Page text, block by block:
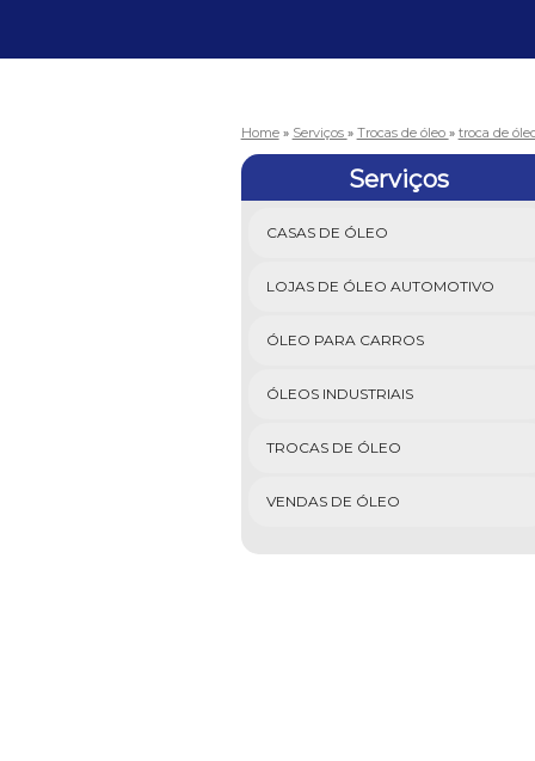
Home » Serviços » Trocas de óleo » troca de
Serviços
CASAS DE ÓLEO
LOJAS DE ÓLEO AUTOMOTIVO
ÓLEO PARA CARROS
ÓLEOS INDUSTRIAIS
TROCAS DE ÓLEO
VENDAS DE ÓLEO